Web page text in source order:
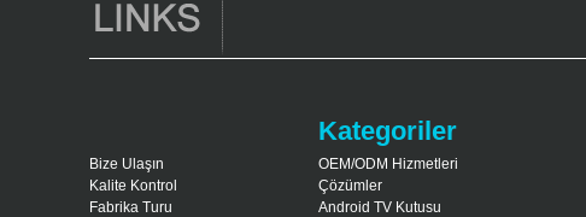
Amlogic S905X TV
Kutusu Dört
Çekirdek Ott TV
Android TV Kutusu
Bize Ulaşın
Kalite Kontrol
Fabrika Turu
Kategoriler
OEM/ODM Hizmetleri
Çözümler
Android TV Kutusu